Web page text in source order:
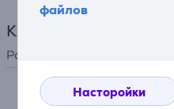
файлов
Насторойки
Климатическая
Рабочая температура